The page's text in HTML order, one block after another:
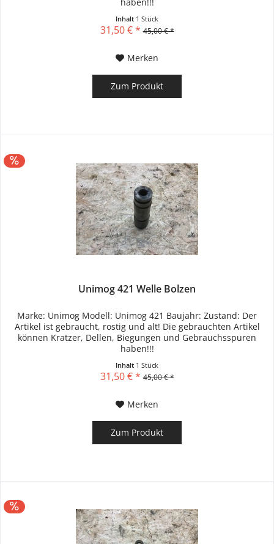
haben!!!
Inhalt 1 Stück
31,50 € * 45,00 € *
Merken
Zum Produkt
Unimog 421 Welle Bolzen
Marke: Unimog Modell: Unimog 421 Baujahr: Zustand: Der
Artikel ist gebraucht, rostig und alt! Die gebrauchten Artikel
können Kratzer, Dellen, Biegungen und Gebrauchsspuren
haben!!!
Inhalt 1 Stück
31,50 € * 45,00 € *
Merken
Zum Produkt